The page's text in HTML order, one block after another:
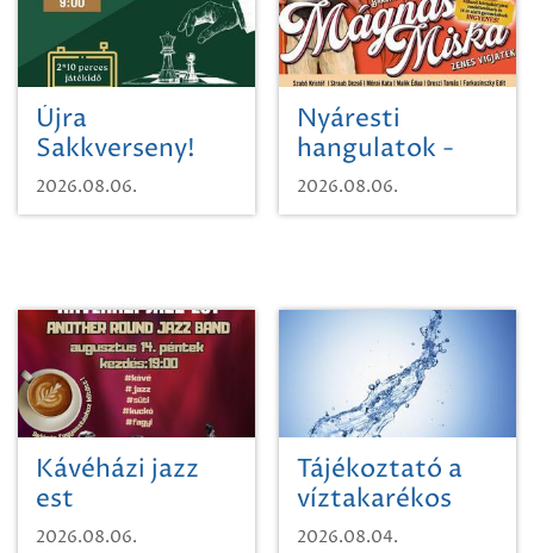
Újra
Sakkverseny!
2026.08.06.
Nyáresti
hangulatok -
Mágnás Miska
2026.08.06.
Kávéházi jazz
est
2026.08.06.
Tájékoztató a
víztakarékos
vízhasználatról
2026.08.04.